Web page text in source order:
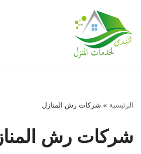
تخطى
إلى
المحتوى
الرئيسية » شركات رش المنازل
شركات رش